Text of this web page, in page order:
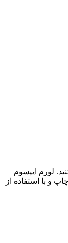
لورم ایپسوم
و با استفاده از